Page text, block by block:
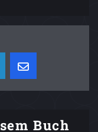
Buch